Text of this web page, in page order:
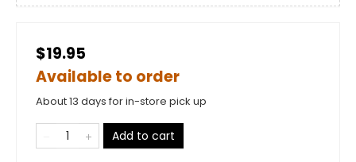
$19.95
Available to order
About 13 days for in-store pick up
Add to cart